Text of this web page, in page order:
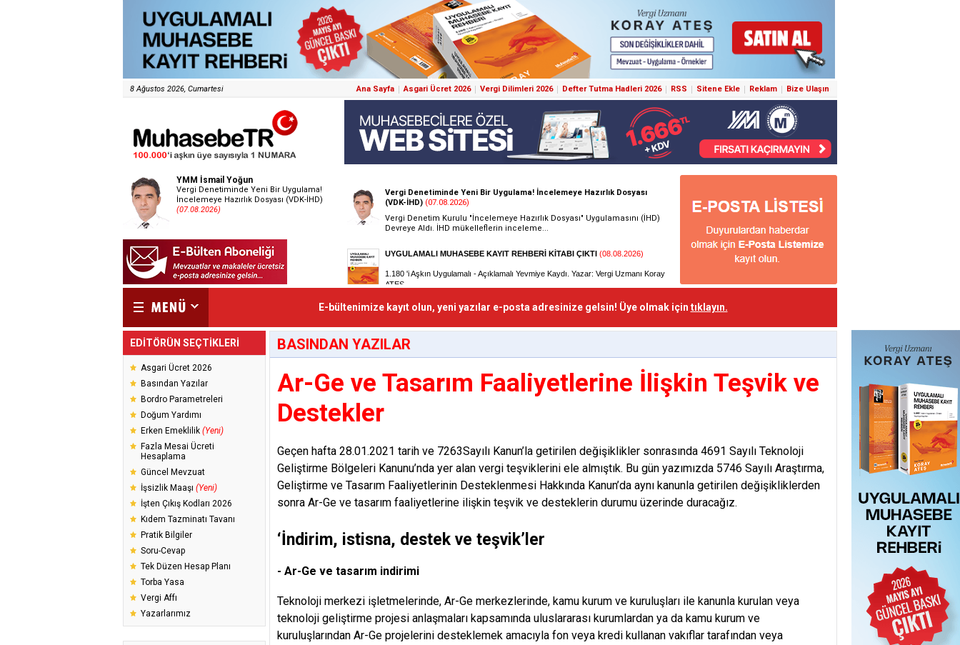
8 Ağustos 2026, Cumartesi Ana Sayfa Asgari Ücret 2026 Vergi Dilimleri 2026 Defter Tutma Hadleri 2026 RSS Sitene Ekle Reklam Bize Ulaşın
YMM İsmail Yoğun
Vergi Denetiminde Yeni Bir Uygulama!
İncelemeye Hazırlık Dosyası (VDK-İHD)
(07.08.2026)
E-bültenimize kayıt olun, yeni yazılar e-posta adresinize gelsin! Üye olmak için tıklayın.
EDİTÖRÜN SEÇTİKLERİ
Asgari Ücret 2026
Basından Yazılar
Bordro Parametreleri
Doğum Yardımı
Erken Emeklilik (Yeni)
Fazla Mesai Ücreti
Hesaplama
Güncel Mevzuat
İşsizlik Maaşı (Yeni)
İşten Çıkış Kodları 2026
Kıdem Tazminatı Tavanı
Pratik Bilgiler
Soru-Cevap
Tek Düzen Hesap Planı
Torba Yasa
Vergi Affı
Yazarlarımız
BASINDAN YAZILAR
Ar-Ge ve Tasarım Faaliyetlerine İlişkin Teşvik ve
Destekler
Geçen hafta 28.01.2021 tarih ve 7263Sayılı Kanun’la getirilen değişiklikler sonrasında 4691 Sayılı Teknoloji
Geliştirme Bölgeleri Kanunu’nda yer alan vergi teşviklerini ele almıştık. Bu gün yazımızda 5746 Sayılı Araştırma,
Geliştirme ve Tasarım Faaliyetlerinin Desteklenmesi Hakkında Kanun’da aynı kanunla getirilen değişikliklerden
sonra Ar-Ge ve tasarım faaliyetlerine ilişkin teşvik ve desteklerin durumu üzerinde duracağız.
‘İndirim, istisna, destek ve teşvik’ler
- Ar-Ge ve tasarım indirimi
Teknoloji merkezi işletmelerinde, Ar-Ge merkezlerinde, kamu kurum ve kuruluşları ile kanunla kurulan veya
teknoloji geliştirme projesi anlaşmaları kapsamında uluslararası kurumlardan ya da kamu kurum ve
kuruluşlarından Ar-Ge projelerini desteklemek amacıyla fon veya kredi kullanan vakıflar tarafından veya